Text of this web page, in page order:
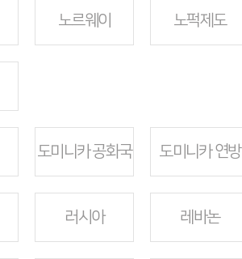
노르웨이 노퍽제도
도미니카 공화국 도미니카 연방
러시아 레바논